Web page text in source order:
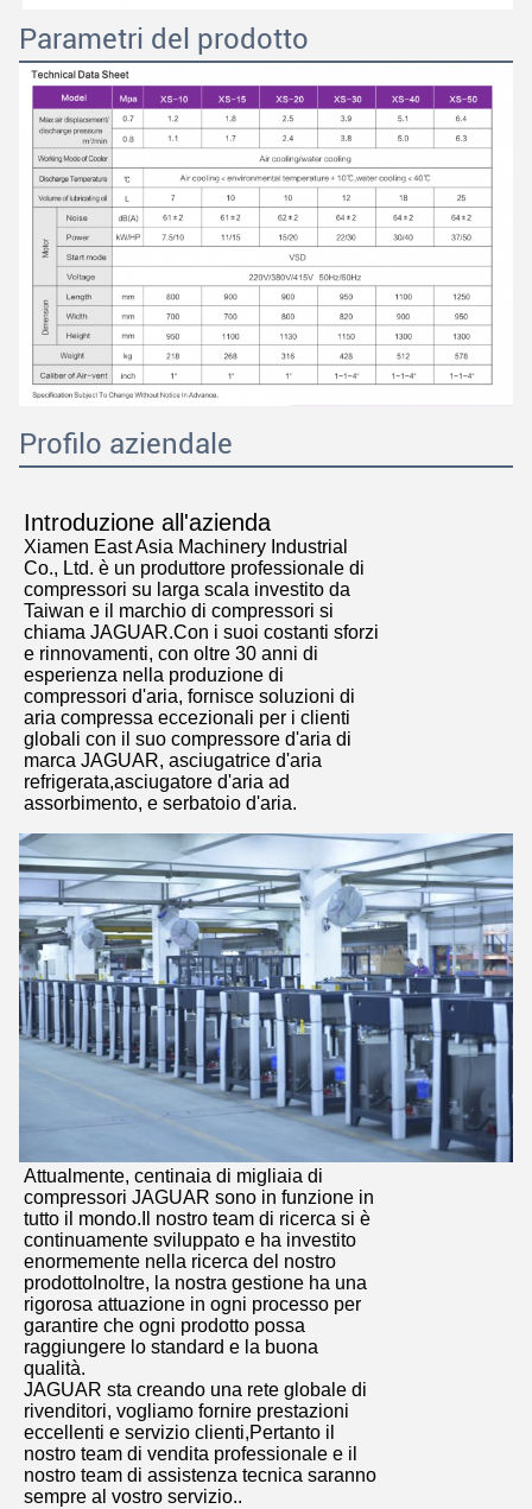
Invia
Parametri del prodotto
Profilo aziendale
Introduzione all'azienda
Xiamen East Asia Machinery Industrial
Co., Ltd. è un produttore professionale di
compressori su larga scala investito da
Taiwan e il marchio di compressori si
chiama JAGUAR.Con i suoi costanti sforzi
e rinnovamenti, con oltre 30 anni di
esperienza nella produzione di
compressori d'aria, fornisce soluzioni di
aria compressa eccezionali per i clienti
globali con il suo compressore d'aria di
marca JAGUAR, asciugatrice d'aria
refrigerata,asciugatore d'aria ad
assorbimento, e serbatoio d'aria.
Attualmente, centinaia di migliaia di
compressori JAGUAR sono in funzione in
tutto il mondo.Il nostro team di ricerca si è
continuamente sviluppato e ha investito
enormemente nella ricerca del nostro
prodottoInoltre, la nostra gestione ha una
rigorosa attuazione in ogni processo per
garantire che ogni prodotto possa
raggiungere lo standard e la buona
qualità.
JAGUAR sta creando una rete globale di
rivenditori, vogliamo fornire prestazioni
eccellenti e servizio clienti,Pertanto il
nostro team di vendita professionale e il
nostro team di assistenza tecnica saranno
sempre al vostro servizio..